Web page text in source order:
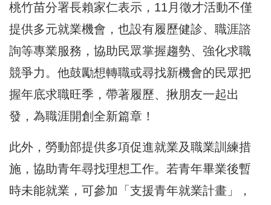
桃竹苗分署長賴家仁表示，11月徵才活動不僅
提供多元就業機會，也設有履歷健診、職涯諮
詢等專業服務，協助民眾掌握趨勢、強化求職
競爭力。他鼓勵想轉職或尋找新機會的民眾把
握年底求職旺季，帶著履歷、揪朋友一起出
發，為職涯開創全新篇章！
此外，勞動部提供多項促進就業及職業訓練措
施，協助青年尋找理想工作。若青年畢業後暫
時未能就業，可參加「支援青年就業計畫」，